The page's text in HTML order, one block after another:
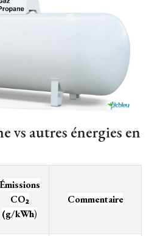
vs autres énergies en
Émissions
CO₂
(g/kWh)
Commentaire